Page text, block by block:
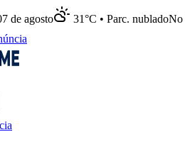
de agosto 31°C • Parc. nubladoNo